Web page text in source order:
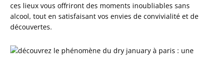
ces lieux vous offriront des moments inoubliables sans
alcool, tout en satisfaisant vos envies de convivialité et de
découvertes.